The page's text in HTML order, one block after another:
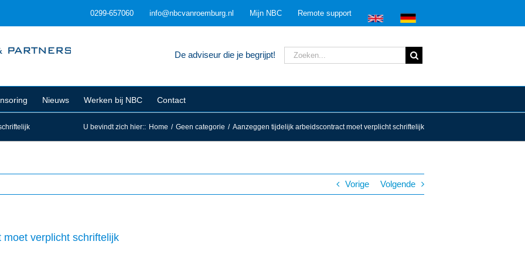
0299-657060 info@nbcvanroemburg.nl Mijn NBC Remote support
De adviseur die je begrijpt!
Zoeken
naar:
Nieuws Werken bij NBC Contact
U bevindt zich hier:: Home / Geen categorie / Aanzeggen tijdelijk arbeidscontract moet verplicht schriftelijk
Vorige Volgende
verplicht schriftelijk